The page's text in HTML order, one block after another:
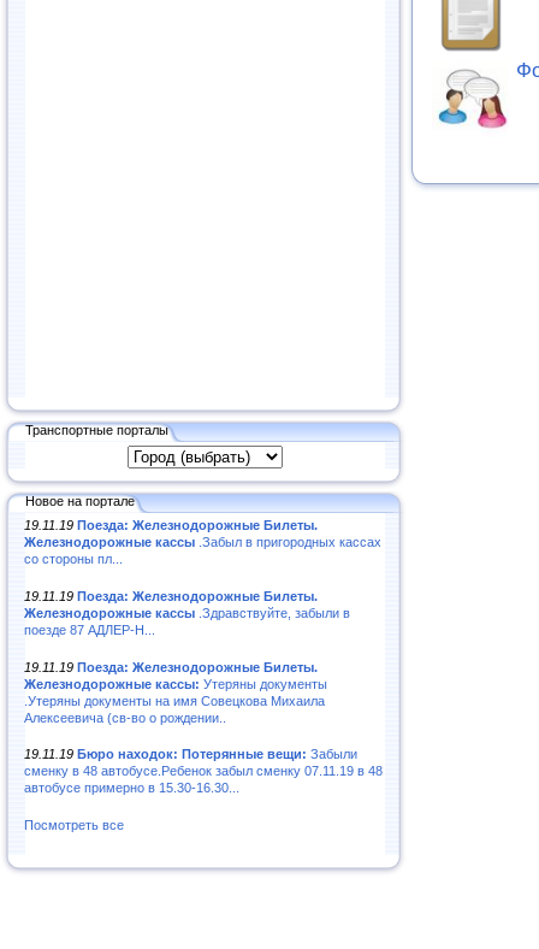
Транспортные порталы
Новое на портале
19.11.19 Поезда: Железнодорожные Билеты.
Железнодорожные кассы .Забыл в пригородных кассах
со стороны пл...
19.11.19 Поезда: Железнодорожные Билеты.
Железнодорожные кассы .Здравствуйте, забыли в
поезде 87 АДЛЕР-Н...
19.11.19 Поезда: Железнодорожные Билеты.
Железнодорожные кассы: Утеряны документы
.Утеряны документы на имя Совецкова Михаила
Алексеевича (св-во о рождении..
19.11.19 Бюро находок: Потерянные вещи: Забыли
сменку в 48 автобусе.Ребенок забыл сменку 07.11.19 в 48
автобусе примерно в 15.30-16.30...
Посмотреть все